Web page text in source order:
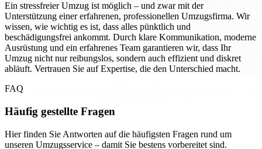
Ein stressfreier Umzug ist möglich – und zwar mit der
Unterstützung einer erfahrenen, professionellen Umzugsfirma. Wir
wissen, wie wichtig es ist, dass alles pünktlich und
beschädigungsfrei ankommt. Durch klare Kommunikation, moderne
Ausrüstung und ein erfahrenes Team garantieren wir, dass Ihr
Umzug nicht nur reibungslos, sondern auch effizient und diskret
abläuft. Vertrauen Sie auf Expertise, die den Unterschied macht.
FAQ
Häufig gestellte Fragen
Hier finden Sie Antworten auf die häufigsten Fragen rund um
unseren Umzugsservice – damit Sie bestens vorbereitet sind.